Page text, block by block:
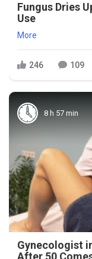
Fungus Dries
Use
More
246 109
8 h 57 min
Gynecologist